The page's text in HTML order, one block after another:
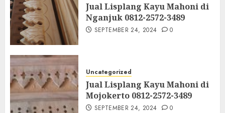
Jual Lisplang Kayu Mahoni di
Nganjuk 0812-2572-3489
SEPTEMBER 24, 2024 0
Uncategorized
Jual Lisplang Kayu Mahoni di
Mojokerto 0812-2572-3489
SEPTEMBER 24, 2024 0